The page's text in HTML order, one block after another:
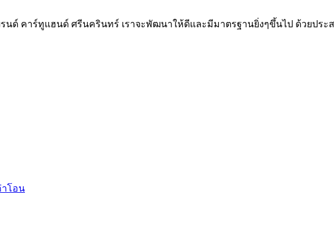
คาร์ทูแฮนด์ ศรีนครินทร์ เราจะพัฒนาให้ดีและมีมาตรฐานยิ่งๆขึ้นไป ด้วยประ
โอน